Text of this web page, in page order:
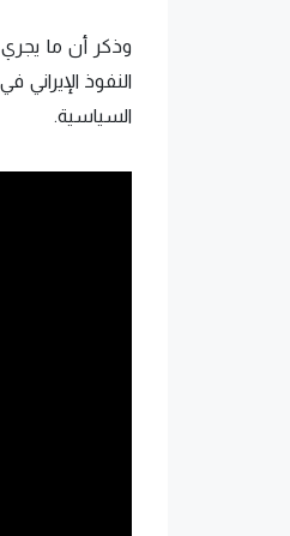
وذكر أن ما
النفوذ
السياسية.